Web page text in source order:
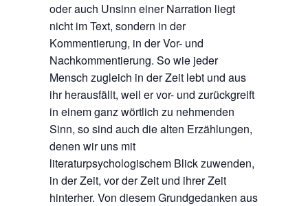
oder auch Unsinn einer Narration liegt
nicht im Text, sondern in der
Kommentierung, in der Vor- und
Nachkommentierung. So wie jeder
Mensch zugleich in der Zeit lebt und aus
ihr herausfällt, weil er vor- und zurückgreift
in einem ganz wörtlich zu nehmenden
Sinn, so sind auch die alten Erzählungen,
denen wir uns mit
literaturpsychologischem Blick zuwenden,
in der Zeit, vor der Zeit und ihrer Zeit
hinterher. Von diesem Grundgedanken aus